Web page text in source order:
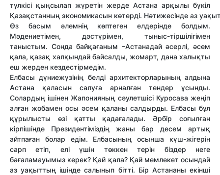
түлкісі қыңсылап жүретін жерде Астана арқылы бүкіл
Қазақстанның экономикасын көтерді. Нәтижесінде аз
Өз басым әлемнің көптеген елдерінде болдым.
Мәдениетімен, дәстүрімен, тыныс-тіршілігімен
таныстым. Сонда байқағаным –Астанадай әсерлі, әсем
қала, қазақ халқындай байсалды, жомарт, дана халықты
еш жерден кездестірмедім.
Елбасы дүниежүзінің белді архитекторларының алдына
Астана қаласын салуға арналған тендер ұсынды.
Солардың ішінен Жапонияның сәулетшісі Куросава жеңіп
алған жобамен осы әсем қаланы салдырды. Елбасы бұл
құрылысты өзі қатты қадағалады. Әрбір соғылған
кірпішінде Президентіміздің жаны бар десем артық
айтпаған болар едім. Елбасының осынша күш-жігерін
сарп етіп, елі үшін төккен терін біздер неге
бағаламауымыз керек? Қай қала? Қай мемлекет осындай
аз уақыттың ішінде салынып бітті. Бір Астананы екінші